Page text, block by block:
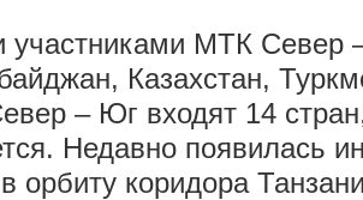
МТК Север
Казахстан,
– Юг входят 14
Недавно появилась
орбиту коридора